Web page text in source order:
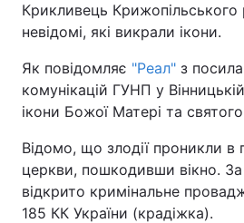
Головна Війна
Україна
Економіка Світ
Крикливець
невідомі, які викрали ікони.
Як повідомляє "Реал" з
комунікацій ГУНП у
ікони Божої Матері та
Відомо, що злодії проникли в
церкви, пошкодивши вікно.
відкрито кримінальне
185 КК України (крадіжка).